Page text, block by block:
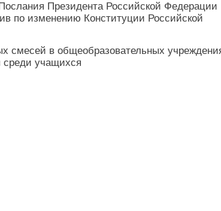
Президента Российской Федерации
по изменению Конституции Российской
смесей в общеобразовательных
среди учащихся